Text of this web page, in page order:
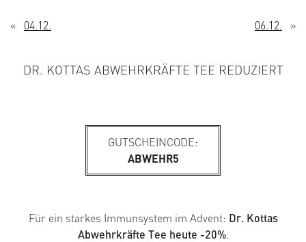
« 04.12. 06.12. »
DR. KOTTAS ABWEHRKRÄFTE TEE REDUZIERT
GUTSCHEINCODE:
ABWEHR5
Für ein starkes Immunsystem im Advent: Dr. Kottas
Abwehrkräfte Tee heute -20%.